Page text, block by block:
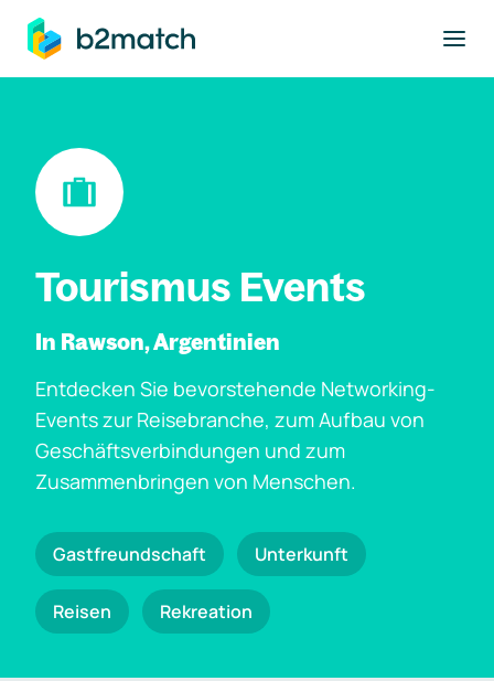
springen
Tourismus Events
In Rawson, Argentinien
Entdecken Sie bevorstehende Networking-
Events zur Reisebranche, zum Aufbau von
Geschäftsverbindungen und zum
Zusammenbringen von Menschen.
Gastfreundschaft Unterkunft
Reisen Rekreation